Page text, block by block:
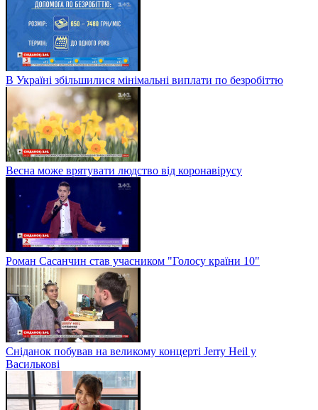
В Україні збільшилися мінімальні виплати по безробіттю
Весна може врятувати людство від коронавірусу
Роман Сасанчин став учасником "Голосу країни 10"
Сніданок побував на великому концерті Jerry Heil у
Василькові